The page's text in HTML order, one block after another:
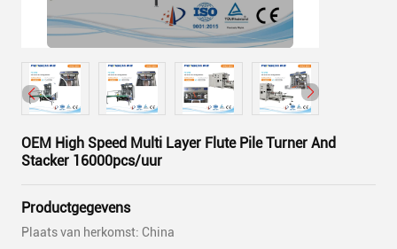
OEM High Speed Multi Layer Flute Pile Turner And
Stacker 16000pcs/uur
Productgegevens
Plaats van herkomst: China